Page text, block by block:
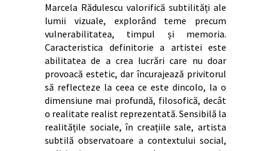
Marcela Rădulescu valorifică subtilități ale
lumii vizuale, explorând teme precum
vulnerabilitatea, timpul și memoria.
Caracteristica definitorie a artistei este
abilitatea de a crea lucrări care nu doar
provoacă estetic, dar încurajează privitorul
să reflecteze la ceea ce este dincolo, la o
dimensiune mai profundă, filosofică, decât
o realitate realist reprezentată. Sensibilă la
realitățile sociale, în creațiile sale, artista
subtilă observatoare a contextului social,